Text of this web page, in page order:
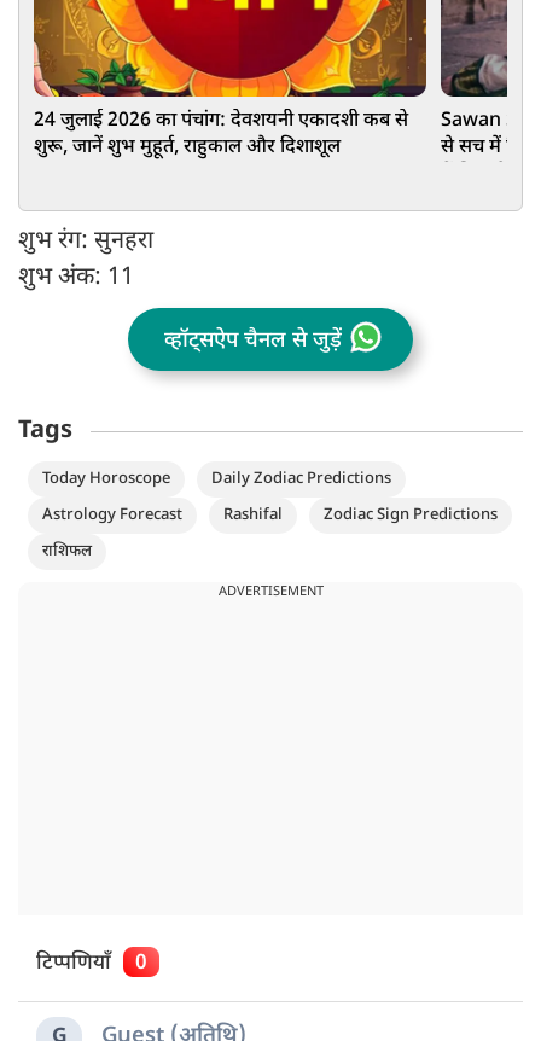
24 जुलाई 2026 का पंचांग: देवशयनी एकादशी कब से
शुरू, जानें शुभ मुहूर्त, राहुकाल और दिशाशूल
Sawan
से सच में
शुभ रंग: सुनहरा
शुभ अंक: 11
व्हॉट्सऐप चैनल से जुड़ें
Tags
Today Horoscope
Daily Zodiac Predictions
Astrology Forecast
Rashifal
Zodiac Sign Predictions
राशिफल
ADVERTISEMENT
टिप्पणियाँ 0